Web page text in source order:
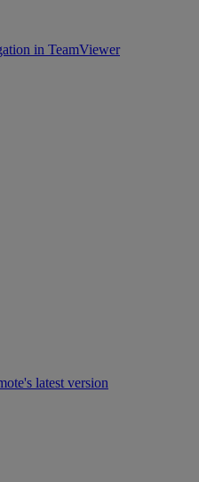
in TeamViewer
latest version